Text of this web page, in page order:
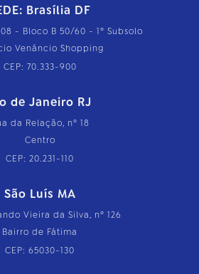
Brasília DF
- Bloco B 50/60 - 1º Subsolo
Venâncio Shopping
CEP: 70.333-900
de Janeiro RJ
da Relação, nº 18
Centro
CEP: 20.231-110
São Luís MA
Vieira da Silva, nº 126
Bairro de Fátima
CEP: 65030-130